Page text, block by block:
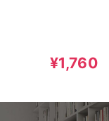
¥1,760